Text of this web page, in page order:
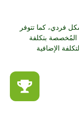
فردي، كما تتوفر
المُخصصة بتكلفة
الإضافية